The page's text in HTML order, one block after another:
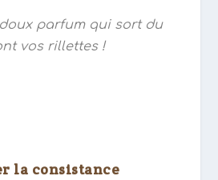
parfum qui sort du
vos rillettes !
la consistance